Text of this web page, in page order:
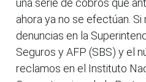
una serie de cobros que
ahora ya no se efectúan.
denuncias en la
Seguros y AFP (SBS) y el
reclamos en el Instituto